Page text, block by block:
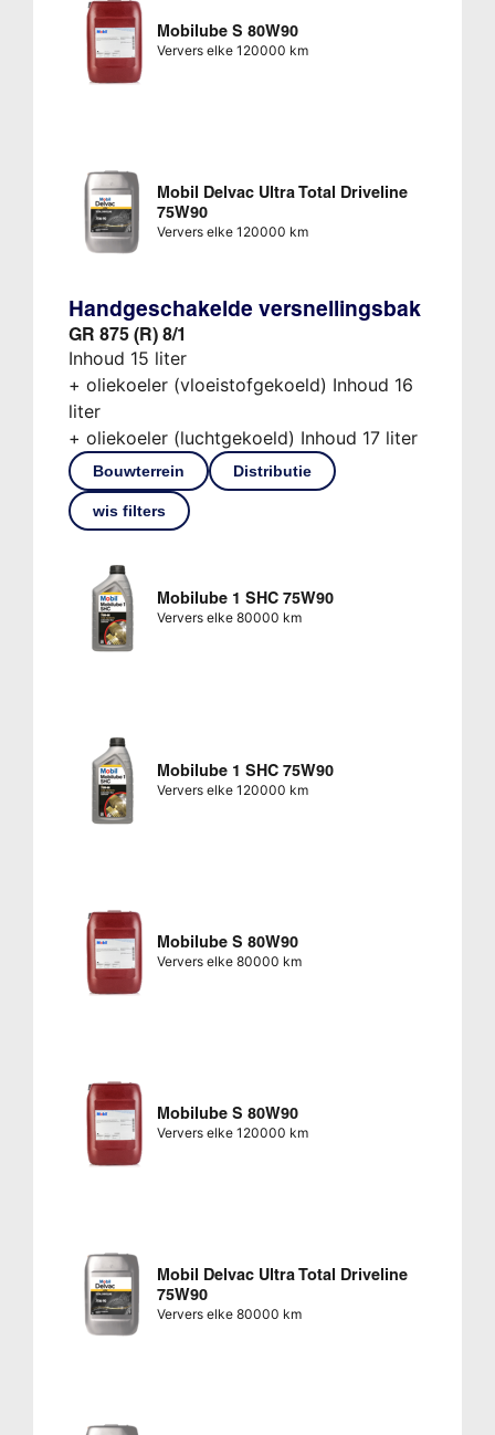
Mobilube S 80W90
Ververs elke 120000 km
Mobil Delvac Ultra Total Driveline
75W90
Ververs elke 120000 km
Handgeschakelde versnellingsbak
GR 875 (R) 8/1
Inhoud 15 liter
+ oliekoeler (vloeistofgekoeld) Inhoud 16
liter
+ oliekoeler (luchtgekoeld) Inhoud 17 liter
Bouwterrein Distributie
wis filters
Mobilube 1 SHC 75W90
Ververs elke 80000 km
Mobilube 1 SHC 75W90
Ververs elke 120000 km
Mobilube S 80W90
Ververs elke 80000 km
Mobilube S 80W90
Ververs elke 120000 km
Mobil Delvac Ultra Total Driveline
75W90
Ververs elke 80000 km